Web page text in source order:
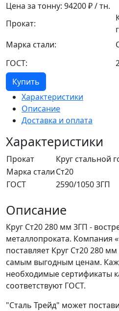
Цена за тонну: 94200₽ / тн.
Прокат:
Марка стали:
ГОСТ:
Купить
Характеристики
Описание
Доставка и оплата
Характеристики
Прокат
Круг стальной
Марка сталиСт20
ГОСТ
2590/1050 3ГП
Описание
Круг Ст20 280 мм 3ГП -
металлопроката. Компания
поставляет Круг Ст20 280
самым выгодным ценам.
необходимые сертификаты
соответствуют ГОСТ.
"Сталь Трейд" может